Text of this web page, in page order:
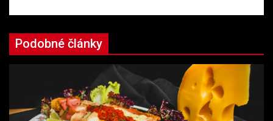
Podobné články